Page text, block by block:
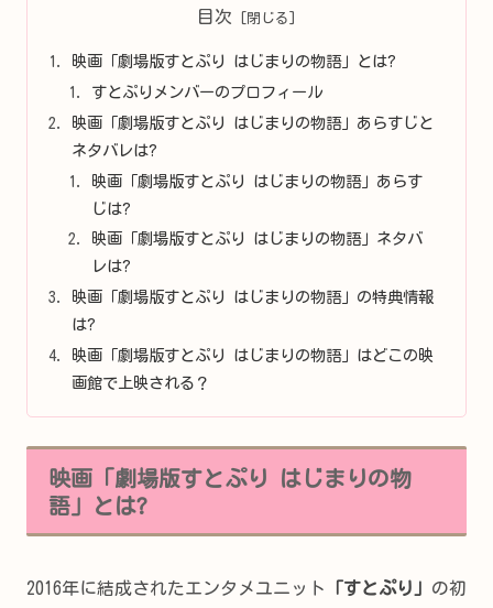
目次
映画「劇場版すとぷり はじまりの物語」とは?
すとぷりメンバーのプロフィール
映画「劇場版すとぷり はじまりの物語」あらすじと
ネタバレは?
映画「劇場版すとぷり はじまりの物語」あらす
じは?
映画「劇場版すとぷり はじまりの物語」ネタバ
レは?
映画「劇場版すとぷり はじまりの物語」の特典情報
は?
映画「劇場版すとぷり はじまりの物語」はどこの映
画館で上映される？
映画「劇場版すとぷり はじまりの物
語」とは?
2016年に結成されたエンタメユニット 「すとぷり」 の初